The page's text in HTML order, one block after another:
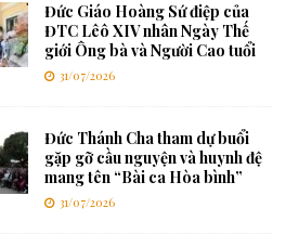
Đức Giáo Hoàng Sứ điệp của
ĐTC Lêô XIV nhân Ngày Thế
giới Ông bà và Người Cao tuổi
31/07/2026
Đức Thánh Cha tham dự buổi
gặp gỡ cầu nguyện và huynh đệ
mang tên “Bài ca Hòa bình”
31/07/2026